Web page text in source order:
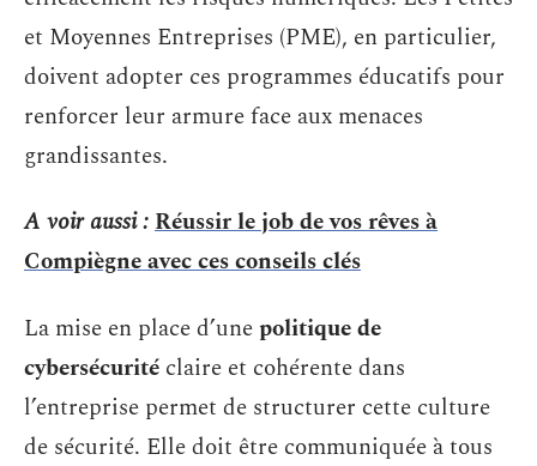
et Moyennes Entreprises (PME), en particulier,
doivent adopter ces programmes éducatifs pour
renforcer leur armure face aux menaces
grandissantes.
A voir aussi :Réussir le job de vos rêves à
Compiègne avec ces conseils clés
La mise en place d’unepolitique de
cybersécurité claire et cohérente dans
l’entreprise permet de structurer cette culture
de sécurité. Elle doit être communiquée à tous